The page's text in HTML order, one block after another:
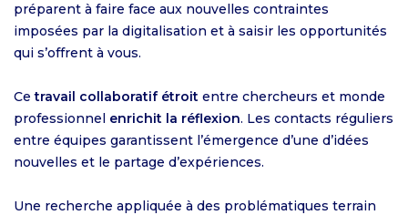
préparent à faire face aux nouvelles contraintes
imposées par la digitalisation et à saisir les opportunités
qui s’offrent à vous.
Cetravail collaboratif étroit entre chercheurs et monde
professionnel enrichit la réflexion. Les contacts réguliers
entre équipes garantissent l’émergence d’une d’idées
nouvelles et le partage d’expériences.
Une recherche appliquée à des problématiques terrain